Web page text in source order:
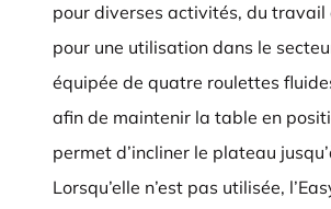
pour diverses activités, du travail
pour une utilisation dans le
équipée de quatre roulettes
afin de maintenir la table en
permet d’incliner le plateau
Lorsqu’elle n’est pas utilisée,